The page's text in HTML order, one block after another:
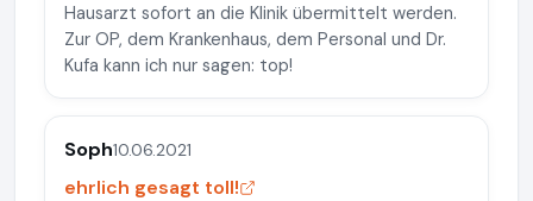
Hausarzt sofort an die Klinik übermittelt werden.
Zur OP, dem Krankenhaus, dem Personal und Dr.
Kufa kann ich nur sagen: top!
Soph10.06.2021
ehrlich gesagt toll!